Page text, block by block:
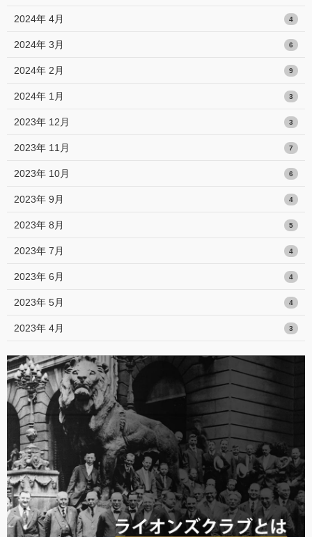
2024年 4月 4
2024年 3月 6
2024年 2月 9
2024年 1月 3
2023年 12月 3
2023年 11月 7
2023年 10月 6
2023年 9月 4
2023年 8月 5
2023年 7月 4
2023年 6月 4
2023年 5月 4
2023年 4月 3